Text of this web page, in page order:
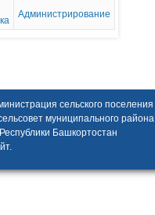
Администрирование
сельского поселения
муниципального района
Башкортостан